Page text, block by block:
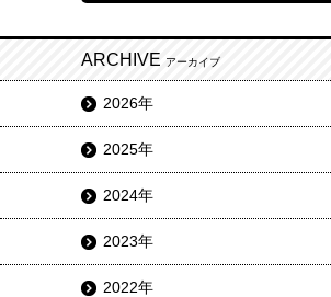
ARCHIVE アーカイブ
2026年
2025年
2024年
2023年
2022年